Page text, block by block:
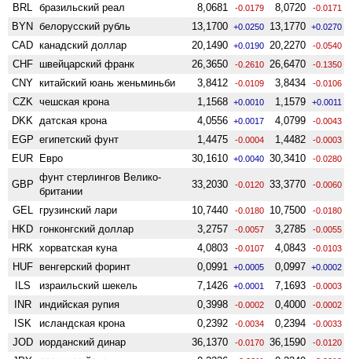
BRL бразильский реал 8,0681 -0.0179 8,0720 -0.0171
BYN белорусский рубль 13,1700 +0.0250 13,1770 +0.0270
CAD канадский доллар 20,1490 +0.0190 20,2270 -0.0540
CHF швейцарский франк 26,3650 -0.2610 26,6470 -0.1350
CNY китайский юань женьминьби 3,8412 -0.0109 3,8434 -0.0106
CZK чешская крона 1,1568 +0.0010 1,1579 +0.0011
DKK датская крона 4,0556 +0.0017 4,0799 -0.0043
EGP египетский фунт 1,4475 -0.0004 1,4482 -0.0003
EUR Евро 30,1610 +0.0040 30,3410 -0.0280
GBP
фунт стерлингов Велико­
британии
33,2030 -0.0120 33,3770 -0.0060
GEL грузинский лари 10,7440 -0.0180 10,7500 -0.0180
HKD гонконгский доллар 3,2757 -0.0057 3,2785 -0.0055
HRK хорватская куна 4,0803 -0.0107 4,0843 -0.0103
HUF венгерский форинт 0,0991 +0.0005 0,0997 +0.0002
ILS израильский шекель 7,1426 +0.0001 7,1693 -0.0003
INR индийская рупия 0,3998 -0.0002 0,4000 -0.0002
ISK исландская крона 0,2392 -0.0034 0,2394 -0.0033
JOD иорданский динар 36,1370 -0.0170 36,1590 -0.0120